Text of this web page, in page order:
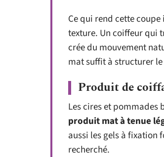
Ce qui rend cette
texture. Un coiffeur qui
crée du mouvement
mat suffit à structurer
Produit de
Les cires et
produit mat à tenue
aussi les gels à
recherché.